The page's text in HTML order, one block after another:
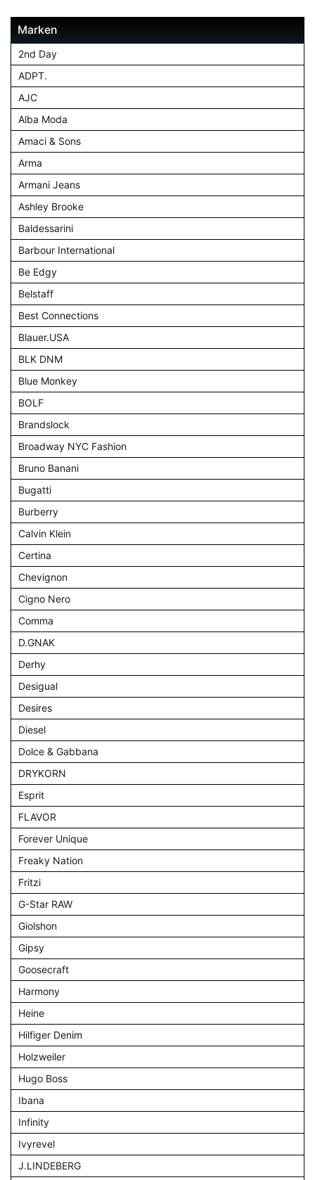
Marken
2nd Day
ADPT.
AJC
Alba Moda
Amaci & Sons
Arma
Armani Jeans
Ashley Brooke
Baldessarini
Barbour International
Be Edgy
Belstaff
Best Connections
Blauer.USA
BLK DNM
Blue Monkey
BOLF
Brandslock
Broadway NYC Fashion
Bruno Banani
Bugatti
Burberry
Calvin Klein
Certina
Chevignon
Cigno Nero
Comma
D.GNAK
Derhy
Desigual
Desires
Diesel
Dolce & Gabbana
DRYKORN
Esprit
FLAVOR
Forever Unique
Freaky Nation
Fritzi
G-Star RAW
Giolshon
Gipsy
Goosecraft
Harmony
Heine
Hilfiger Denim
Holzweiler
Hugo Boss
Ibana
Infinity
Ivyrevel
J.LINDEBERG